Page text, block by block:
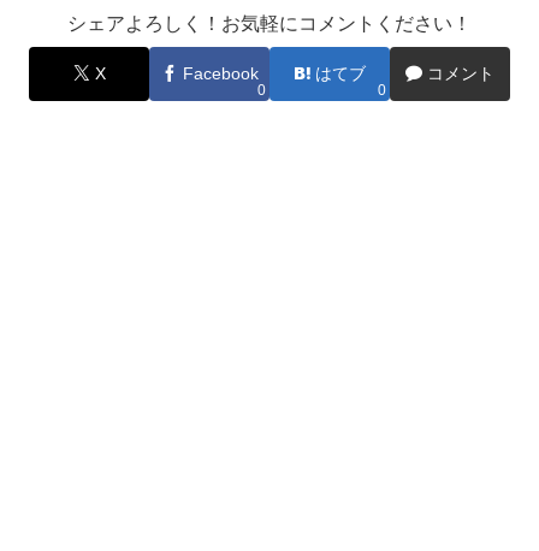
シェアよろしく！お気軽にコメントください！
X Facebook
0
はてブ
0
コメント